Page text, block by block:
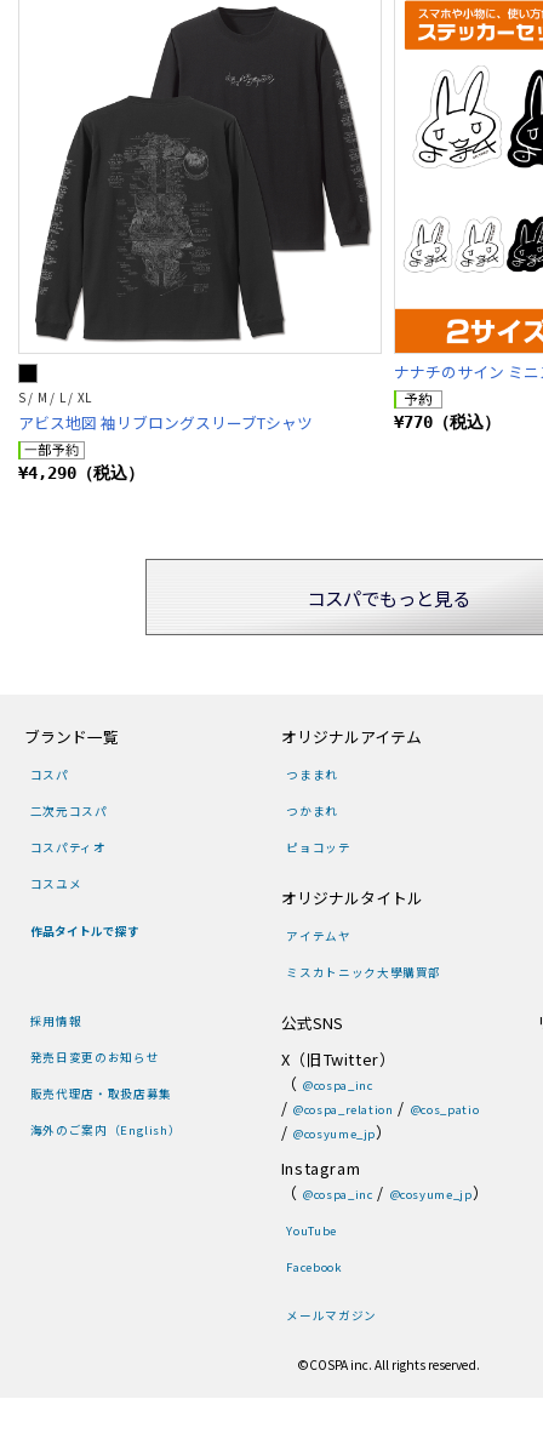
S / M / L / XL
アビス地図 袖リブロングスリーブTシャツ
¥4,290（税込）
ナナチのサイン ミ
¥770（税込）
コスパでもっと見る
ブランド一覧
コスパ
二次元コスパ
コスパティオ
コスユメ
作品タイトルで探す
オリジナルアイテム
つままれ
つかまれ
ピョコッテ
オリジナルタイトル
アイテムヤ
ミスカトニック大學購買部
採用情報
発売日変更のお知らせ
販売代理店・取扱店募集
海外のご案内（English）
公式SNS
X（旧Twitter）
（ @cospa_inc
/ @cospa_relation / @cos_patio
/ @cosyume_jp）
Instagram
（ @cospa_inc / @cosyume_jp）
YouTube
Facebook
メールマガジン
©COSPA inc. All rights reserved.